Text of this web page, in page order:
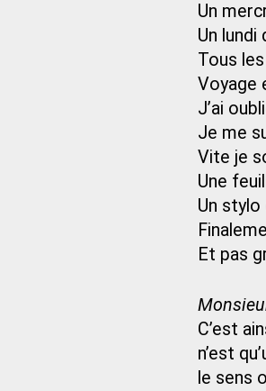
Un
Un lundi
Tous
Voyage
J’ai
Je me
Vite je
Une
Un
Et pas
C’est
n’est
le sens